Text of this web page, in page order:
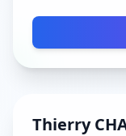
Thierry